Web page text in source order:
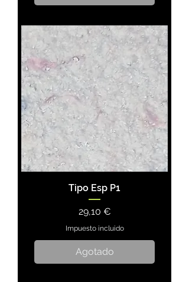
Tipo Esp P1
Precio
29,10 €
Impuesto incluido
Agotado